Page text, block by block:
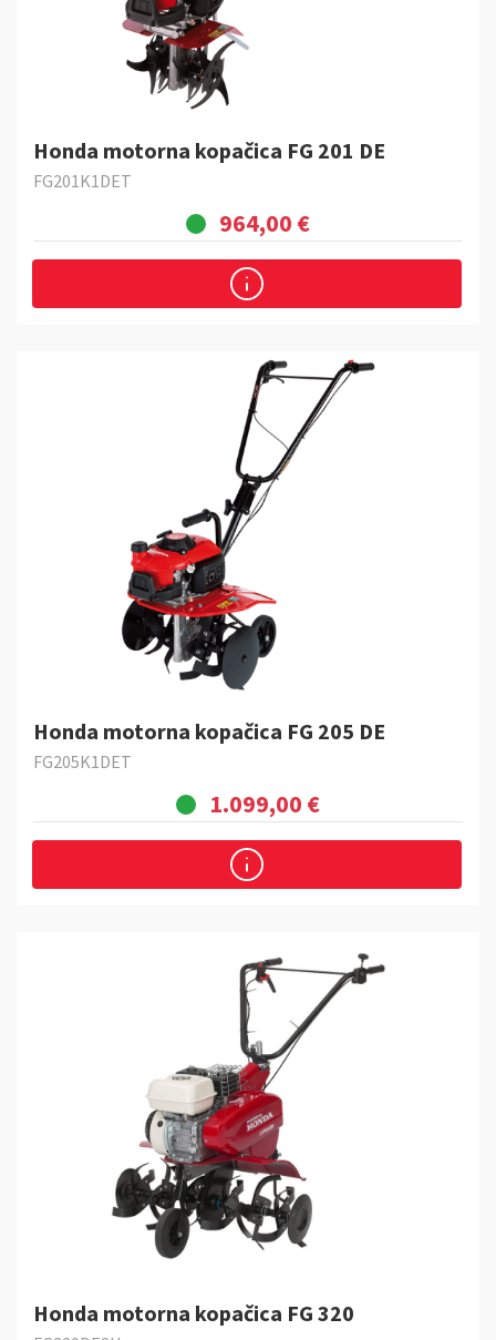
Honda motorna kopačica FG 201 DE
FG201K1DET
964,00 €
Honda motorna kopačica FG 205 DE
FG205K1DET
1.099,00 €
Honda motorna kopačica FG 320